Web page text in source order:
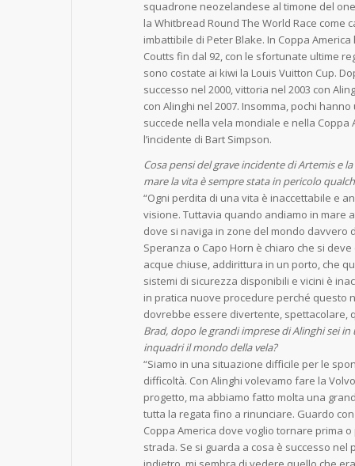
squadrone neozelandese al timone del
la Whitbread Round The World Race come
imbattibile di Peter Blake. In Coppa
Coutts fin dal 92, con le sfortunate ultime
sono costate ai kiwi la Louis Vuitton Cup.
successo nel 2000, vittoria nel 2003 con
con Alinghi nel 2007. Insomma, pochi
succede nella vela mondiale e nella
l’incidente di Bart Simpson.
Cosa pensi del grave incidente di Artemis e
mare la vita è sempre stata in pericolo
“Ogni perdita di una vita è inaccettabile e
visione. Tuttavia quando andiamo in mare
dove si naviga in zone del mondo davvero
Speranza o Capo Horn è chiaro che si
acque chiuse, addirittura in un porto, che
sistemi di sicurezza disponibili e vicini è
in pratica nuove procedure perché questo
dovrebbe essere divertente, spettacolare,
Brad, dopo le grandi imprese di Alinghi sei
inquadri il mondo della vela?
“Siamo in una situazione difficile per le
difficoltà. Con Alinghi volevamo fare la
progetto, ma abbiamo fatto molta una
tutta la regata fino a rinunciare. Guardo
Coppa America dove voglio tornare prima
strada. Se si guarda a cosa è successo